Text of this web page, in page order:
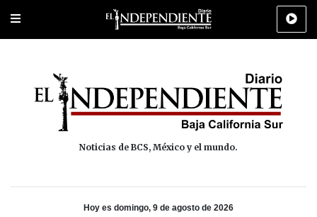
Portada Los Cabos Policiaca Deportes Cultura
Noticias de BCS, México y el mundo.
Hoy es domingo, 9 de agosto de 2026